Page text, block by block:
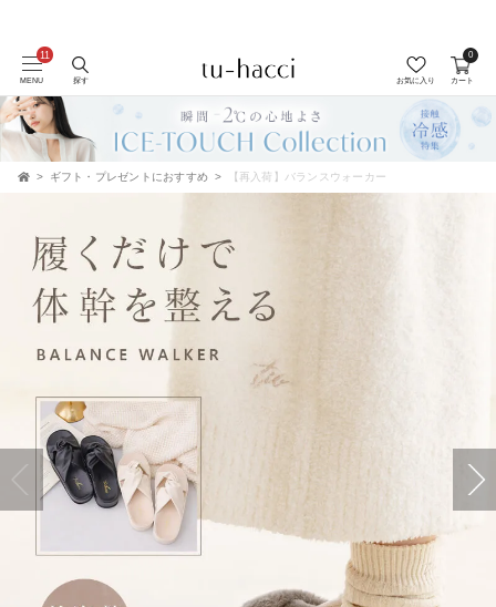
会員登録で今すぐ使えるポイントプレゼント！
MENU 探す お気に入り カート
0
ギフト・プレゼントにおすすめ 【再入荷】バランスウォーカー